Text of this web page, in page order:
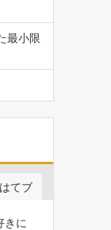
最小限
はてブ
きに